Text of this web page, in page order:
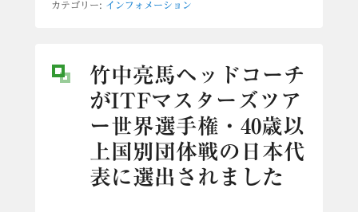
カテゴリー: インフォメーション
竹中亮馬ヘッドコーチ
がITFマスターズツア
ー世界選手権・40歳以
上国別団体戦の日本代
表に選出されました